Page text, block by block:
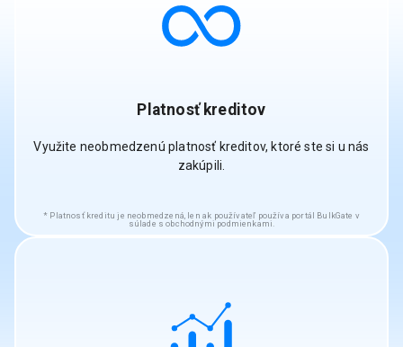
Platnosť kreditov
Využite neobmedzenú platnosť kreditov, ktoré ste si u nás
zakúpili.
Platnosť kreditu je neobmedzená, len ak používateľ používa portál BulkGate v
súlade s obchodnými podmienkami.